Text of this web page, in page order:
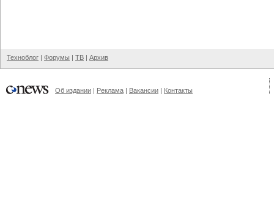
Техноблог | Форумы | ТВ | Архив
Об издании | Реклама | Вакансии | Контакты